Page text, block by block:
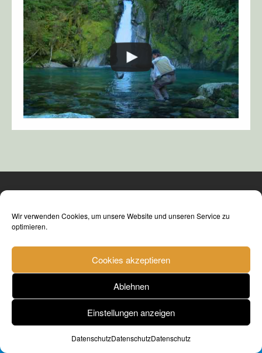
Wir verwenden Cookies, um unsere Website und unseren Service zu
optimieren.
Cookies akzeptieren
Ablehnen
Einstellungen anzeigen
DatenschutzDatenschutzDatenschutz
© fishwatch e.V: 2016 - ∞